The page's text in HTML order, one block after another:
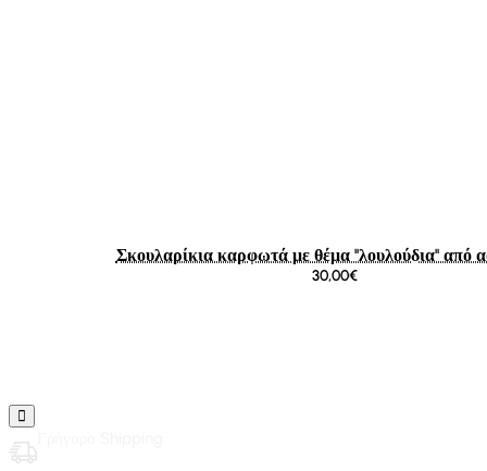
Σκουλαρίκια καρφωτά με θέμα ''λουλούδια'' από
30,00€